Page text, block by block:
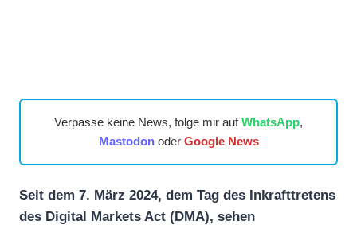
Verpasse keine News, folge mir aufWhatsApp,
Mastodonoder Google News
Seit dem 7. März 2024, dem Tag des Inkrafttretens
des Digital Markets Act (DMA), sehen